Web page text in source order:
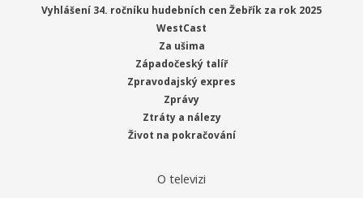
Vyhlášení 34. ročníku hudebních cen Žebřík za rok 2025
WestCast
Za ušima
Západočeský talíř
Zpravodajský expres
Zprávy
Ztráty a nálezy
Život na pokračování
O televizi